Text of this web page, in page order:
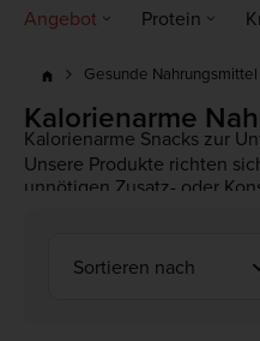
Angebot Protein
Gesunde Nahrungsmittel
Kalorienarme
Kalorienarme Snacks zur
Unsere Produkte richten
unnötigen Zusatz- oder
Sortieren nach